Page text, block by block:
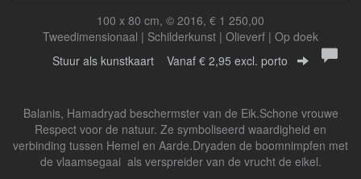
100 x 80 cm, © 2016, € 1 250,00
Tweedimensionaal | Schilderkunst | Olieverf | Op doek
Stuur als kunstkaart Vanaf € 2,95 excl. porto
Balanis, Hamadryad beschermster van de Eik.Schone vrouwe
Respect voor de natuur. Ze symboliseerd waardigheid en
verbinding tussen Hemel en Aarde.Dryaden de boomnimpfen met
de vlaamsegaai als verspreider van de vrucht de eikel.